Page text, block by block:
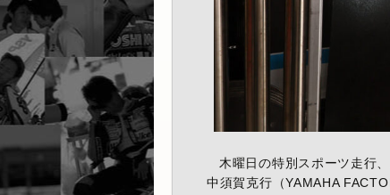
木曜日の特別スポーツ走行
中須賀克行（YAMAHA